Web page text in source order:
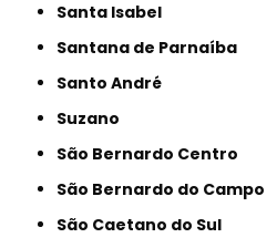
Santa Isabel
Santana de Parnaíba
Santo André
Suzano
São Bernardo Centro
São Bernardo do Campo
São Caetano do Sul